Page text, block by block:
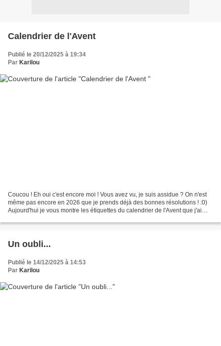
Calendrier de l'Avent
Publié le 20/12/2025 à 19:34
Par Karilou
Coucou ! Eh oui c'est encore moi ! Vous avez vu, je suis assidue ? On n'est
même pas encore en 2026 que je prends déjà des bonnes résolutions ! :0)
Aujourd'hui je vous montre les étiquettes du calendrier de l'Avent que j'ai
Un oubli...
Publié le 14/12/2025 à 14:53
Par Karilou